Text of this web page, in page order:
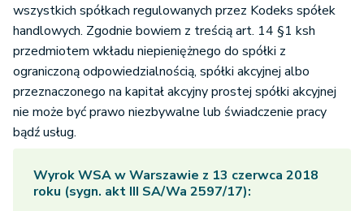
wszystkich spółkach regulowanych przez Kodeks spółek
handlowych. Zgodnie bowiem z treścią art. 14 §1 ksh
przedmiotem wkładu niepieniężnego do spółki z
ograniczoną odpowiedzialnością, spółki akcyjnej albo
przeznaczonego na kapitał akcyjny prostej spółki akcyjnej
nie może być prawo niezbywalne lub świadczenie pracy
bądź usług.
Wyrok WSA w Warszawie z 13 czerwca 2018
roku (sygn. akt III SA/Wa 2597/17):